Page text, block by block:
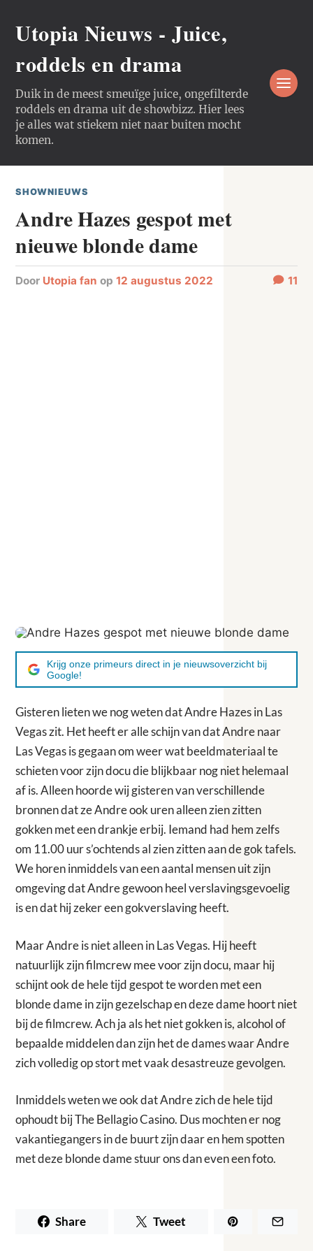
Utopia Nieuws - Juice,
roddels en drama
Duik in de meest smeuïge juice, ongefilterde
roddels en drama uit de showbizz. Hier lees
je alles wat stiekem niet naar buiten mocht
komen.
SHOWNIEUWS
Andre Hazes gespot met
nieuwe blonde dame
door Utopia fan op12 augustus 2022 11
Krijg onze primeurs direct in je nieuwsoverzicht bij
Google!
Gisteren lieten we nog weten dat Andre Hazes in Las
Vegas zit. Het heeft er alle schijn van dat Andre naar
Las Vegas is gegaan om weer wat beeldmateriaal te
schieten voor zijn docu die blijkbaar nog niet helemaal
af is. Alleen hoorde wij gisteren van verschillende
bronnen dat ze Andre ook uren alleen zien zitten
gokken met een drankje erbij. Iemand had hem zelfs
om 11.00 uur s’ochtends al zien zitten aan de gok tafels.
We horen inmiddels van een aantal mensen uit zijn
omgeving dat Andre gewoon heel verslavingsgevoelig
is en dat hij zeker een gokverslaving heeft.
Maar Andre is niet alleen in Las Vegas. Hij heeft
natuurlijk zijn filmcrew mee voor zijn docu, maar hij
schijnt ook de hele tijd gespot te worden met een
blonde dame in zijn gezelschap en deze dame hoort niet
bij de filmcrew. Ach ja als het niet gokken is, alcohol of
bepaalde middelen dan zijn het de dames waar Andre
zich volledig op stort met vaak desastreuze gevolgen.
Inmiddels weten we ook dat Andre zich de hele tijd
ophoudt bij The Bellagio Casino. Dus mochten er nog
vakantiegangers in de buurt zijn daar en hem spotten
met deze blonde dame stuur ons dan even een foto.
Share Tweet